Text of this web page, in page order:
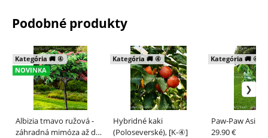
Podobné produkty
Albizia tmavo ružová -
záhradná mimóza až do -
Kategória 🚚 ④
NOVINKA
Hybridné kaki
(Poloseverské), [K-④]
Kategória 🚚 ④
Paw-Paw
Kategória 🚚 ④
29.90 €